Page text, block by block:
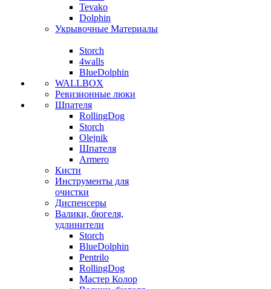
Tevako
Dolphin
Укрывочные Материалы
Storch
4walls
BlueDolphin
WALLBOX
Ревизионные люки
Шпателя
RollingDog
Storch
Olejnik
Шпателя
Armero
Кисти
Инструменты для
очистки
Диспенсеры
Валики, бюгеля,
удлинители
Storch
BlueDolphin
Pentrilo
RollingDog
Мастер Колор